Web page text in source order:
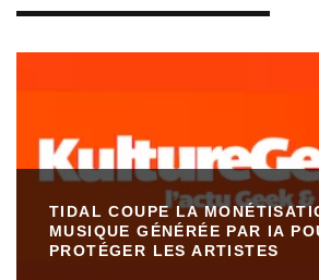
TIDAL COUPE LA
MUSIQUE GÉNÉRÉE PAR IA
PROTÉGER LES ARTISTES